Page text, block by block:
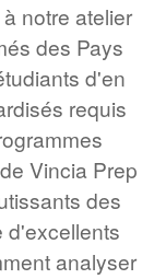
notre atelier
des Pays
d'en
requis
Vincia Prep
des
d'excellents
analyser